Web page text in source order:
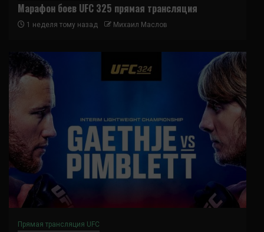
Марафон боев UFC 325 прямая трансляция
1 неделя тому назад Михаил Маслов
Прямая трансляция UFC